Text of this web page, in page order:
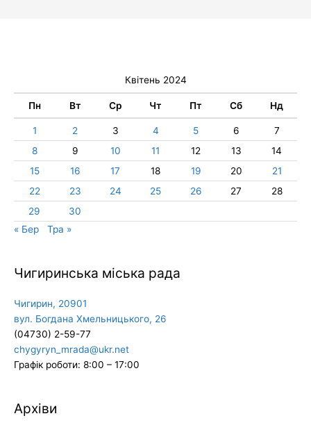
Квітень 2024
Пн Вт Ср Чт Пт Сб Нд
1 2 3 4 5 6
7
8
9 10 11 12 13
14
15
16 17 18 19 20
21
22
23 24 25 26 27
28
29
30
« Бер
Тра »
Чигиринська міська рада
Чигирин, 20901
вул. Богдана Хмельницького, 26
(04730) 2-59-77
chygyryn_mrada@ukr.net
Графік роботи: 8:00 – 17:00
Архіви
Архіви